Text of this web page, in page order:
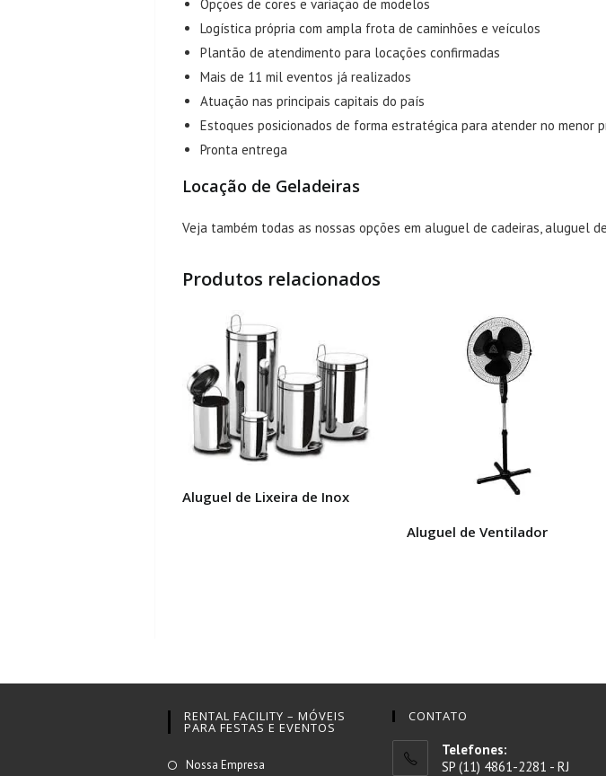
Opções de cores e variação de modelos
Logística própria com ampla frota de caminhões e veículos
Plantão de atendimento para locações confirmadas
Mais de 11 mil eventos já realizados
Atuação nas principais capitais do país
Estoques posicionados de forma estratégica para atender no menor
Pronta entrega
Locação de Geladeiras
Veja também todas as nossas opções em aluguel de cadeiras,aluguel
Produtos relacionados
Aluguel de Lixeira de Inox
Aluguel de Ventilador
RENTAL FACILITY – MÓVEIS
PARA FESTAS E EVENTOS
Nossa Empresa
CONTATO
Telefones:
SP (11) 4861-2281 - RJ